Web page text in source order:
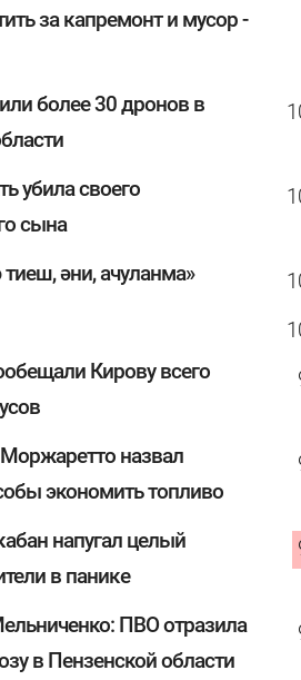
за капремонт и мусор -
более 30 дронов в
убила своего
сына
әни, ачуланма»
Кирову всего
назвал
экономить топливо
напугал целый
в панике
ПВО отразила
в Пензенской области